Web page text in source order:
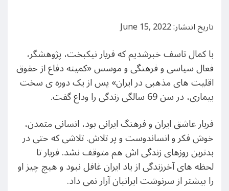
تاریخ انتشار: June 15, 2022
با کمال تاسف خبرشدیم که فریار نیکبخت، پژوهشگر،
فعال سیاسی و فرهنگی و موسس «کمیته دفاع از حقوق
اقلیت های مذهبی در ایران» پس از یک دوره ی سخت
بیماری، در سن 69 سالگی زندگی را وداع گفت.
فریار عاشق ایران و فرهنگ ایرانی بود، انسانی متمدن،
خوش فکر و انساندوست و پر تلاش. تلاشی که حتی در
بدترین روزهای زندگی اش هم متوقف نشد. فریار تا
لحظه های آخرزندگی از یاد ایران غافل نبود و هیچ چیز او
را بیشتر از سرنوشت ایرانیان آزار نمی داد.